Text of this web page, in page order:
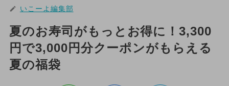
いこーよ編集部
夏のお寿司がもっとお得に！3,300
円で3,000円分クーポンがもらえる
夏の福袋